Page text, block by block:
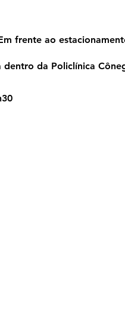
frente ao
da Policlínica